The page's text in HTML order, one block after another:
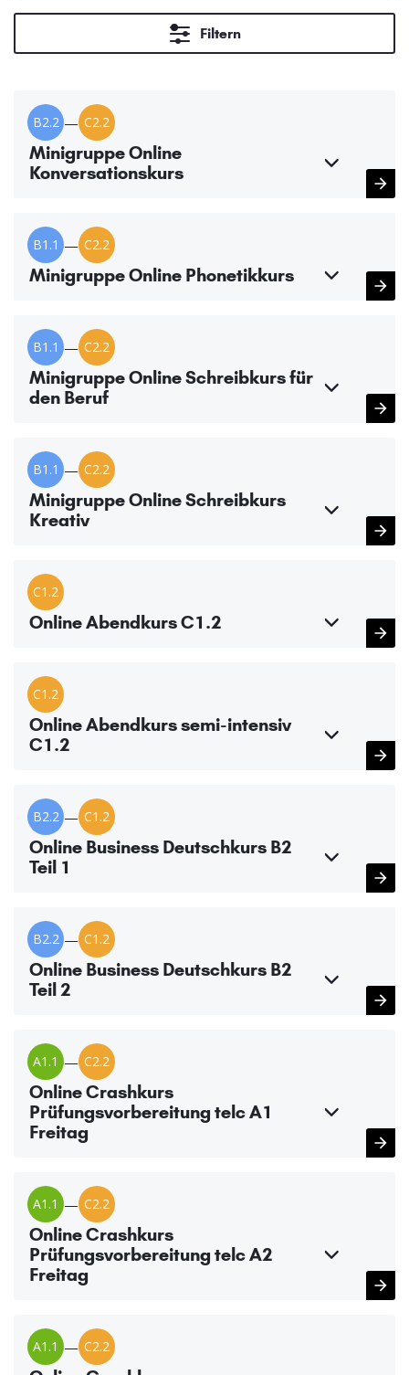
Filtern
B2.2 — C2.2
Minigruppe Online
Konversationskurs
B1.1 — C2.2
Minigruppe Online Phonetikkurs
B1.1 — C2.2
Minigruppe Online Schreibkurs für
den Beruf
B1.1 — C2.2
Minigruppe Online Schreibkurs
Kreativ
C1.2
Online Abendkurs C1.2
C1.2
Online Abendkurs semi-intensiv
C1.2
B2.2 — C1.2
Online Business Deutschkurs B2
Teil 1
B2.2 — C1.2
Online Business Deutschkurs B2
Teil 2
A1.1 — C2.2
Online Crashkurs
Prüfungsvorbereitung telc A1
Freitag
A1.1 — C2.2
Online Crashkurs
Prüfungsvorbereitung telc A2
Freitag
A1.1 — C2.2